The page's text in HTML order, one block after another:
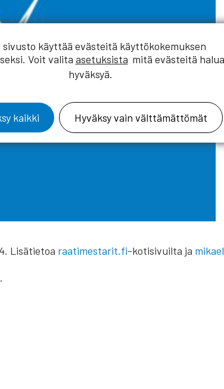
Lisätietoa raatimestarit.fi-kotisivuilta ja
sivusto käyttää evästeitä käyttökokemuksen
Voit valita asetuksista mitä evästeitä
hyväksyä.
kaikki Hyväksy vain välttämättömät